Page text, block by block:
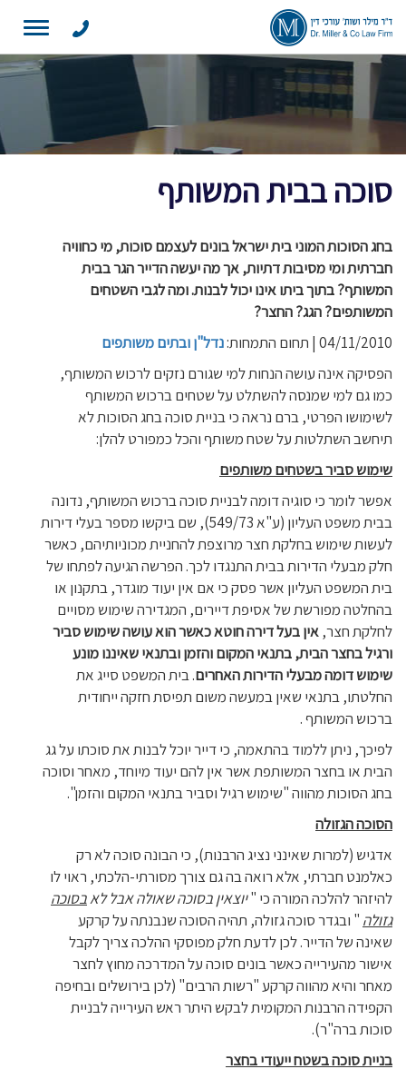
Toggle
סוכה בבית המשותף
בחג הסוכות המוני בית ישראל בונים לעצמם סוכות, מי כחוויה
חברתית ומי מסיבות דתיות, אך מה יעשה הדייר הגר בבית
המשותף? בתוך ביתו אינו יכול לבנות. ומה לגבי השטחים
המשותפים? הגג? החצר?
04/11/2010 | תחום התמחות:
נדל"ן ובתים משותפים
הפסיקה אינה עושה הנחות למי שגורם נזקים לרכוש המשותף,
כמו גם למי שמנסה להשתלט על שטחים ברכוש המשותף
לשימושו הפרטי, ברם נראה כי בניית סוכה בחג הסוכות לא
תיחשב השתלטות על שטח משותף והכל כמפורט להלן:
שימוש סביר בשטחים משותפים
אפשר לומר כי סוגיה דומה לבניית סוכה ברכוש המשותף, נדונה
בבית משפט העליון (ע"א 549/73), שם ביקשו מספר בעלי דירות
לעשות שימוש בחלקת חצר מרוצפת להחניית מכוניותיהם, כאשר
חלק מבעלי הדירות בבית התנגדו לכך. הפרשה הגיעה לפתחו של
בית המשפט העליון אשר פסק כי אם אין יעוד מוגדר, בתקנון או
בהחלטה מפורשת של אסיפת דיירים, המגדירה שימוש מסויים
לחלקת חצר, אין בעל דירה חוטא כאשר הוא עושה שימוש סביר
ורגיל בחצר הבית, בתנאי המקום והזמן ובתנאי שאיננו מונע
שימוש דומה מבעלי הדירות האחרים. בית המשפט סייג את
החלטתו, בתנאי שאין במעשה משום תפיסת חזקה ייחודית
ברכוש המשותף .
לפיכך, ניתן ללמוד בהתאמה, כי דייר יוכל לבנות את סוכתו על גג
הבית או בחצר המשותפת אשר אין להם יעוד מיוחד, מאחר וסוכה
בחג הסוכות מהווה "שימוש רגיל וסביר בתנאי המקום והזמן".
הסוכה הגזולה
אדגיש (למרות שאינני נציג הרבנות), כי הבונה סוכה לא רק
כאלמנט חברתי, אלא רואה בה גם צורך מסורתי-הלכתי, ראוי לו
להיזהר להלכה המורה כי "יוצאין בסוכה שאולה אבל לאבסוכה
גזולה " ובגדר סוכה גזולה, תהיה הסוכה שנבנתה על קרקע
שאינה של הדייר. לכן לדעת חלק מפוסקי ההלכה צריך לקבל
אישור מהעירייה כאשר בונים סוכה על המדרכה מחוץ לחצר
מאחר והיא מהווה קרקע "רשות הרבים" (לכן בירושלים ובחיפה
הקפידה הרבנות המקומית לבקש היתר ראש העירייה לבניית
סוכות ברה"ר).
בניית סוכה בשטח ייעודי בחצר